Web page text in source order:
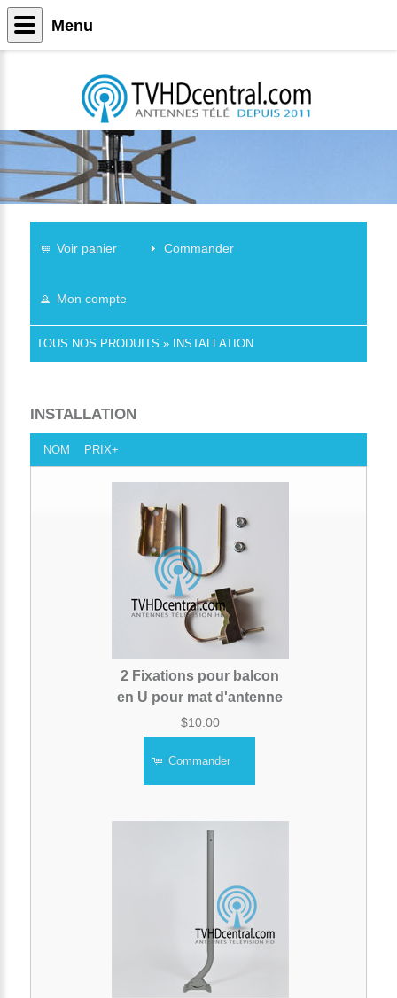
Voir panier Commander
Mon compte
TOUS NOS PRODUITS » INSTALLATION
INSTALLATION
NOM PRIX+
2 Fixations pour balcon
en U pour mat d'antenne
$10.00
Commander
Menu